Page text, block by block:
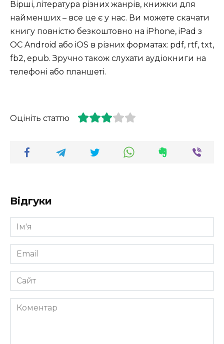
Вірші, література різних жанрів, книжки для
найменших – все це є у нас. Ви можете скачати
книгу повністю безкоштовно на iPhone, iPad з
ОС Android або iOS в різних форматах: pdf, rtf, txt,
fb2, epub. Зручно також слухати аудіокниги на
телефоні або планшеті.
Оцініть статтю
Відгуки
Ім'я
*
Email
*
Сайт
Коментар